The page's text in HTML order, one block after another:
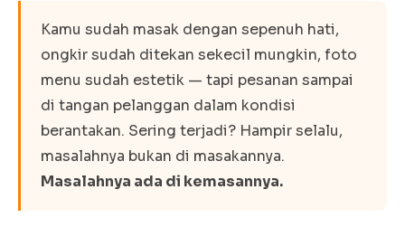
Kamu sudah masak dengan sepenuh hati,
ongkir sudah ditekan sekecil mungkin, foto
menu sudah estetik — tapi pesanan sampai
di tangan pelanggan dalam kondisi
berantakan. Sering terjadi? Hampir selalu,
masalahnya bukan di masakannya.
Masalahnya ada di kemasannya.